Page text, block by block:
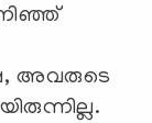
അവരുടെ